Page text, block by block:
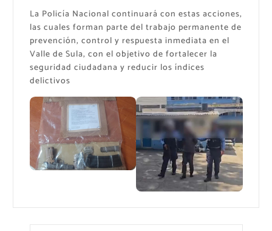
La Policía Nacional continuará con estas acciones,
las cuales forman parte del trabajo permanente de
prevención, control y respuesta inmediata en el
Valle de Sula, con el objetivo de fortalecer la
seguridad ciudadana y reducir los índices
delictivos